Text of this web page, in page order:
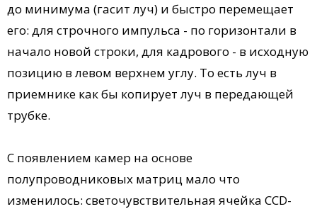
до минимума (гасит луч) и быстро перемещает
его: для строчного импульса - по горизонтали в
начало новой строки, для кадрового - в исходную
позицию в левом верхнем углу. То есть луч в
приемнике как бы копирует луч в передающей
трубке.
С появлением камер на основе
полупроводниковых матриц мало что
изменилось: светочувствительная ячейка CCD-